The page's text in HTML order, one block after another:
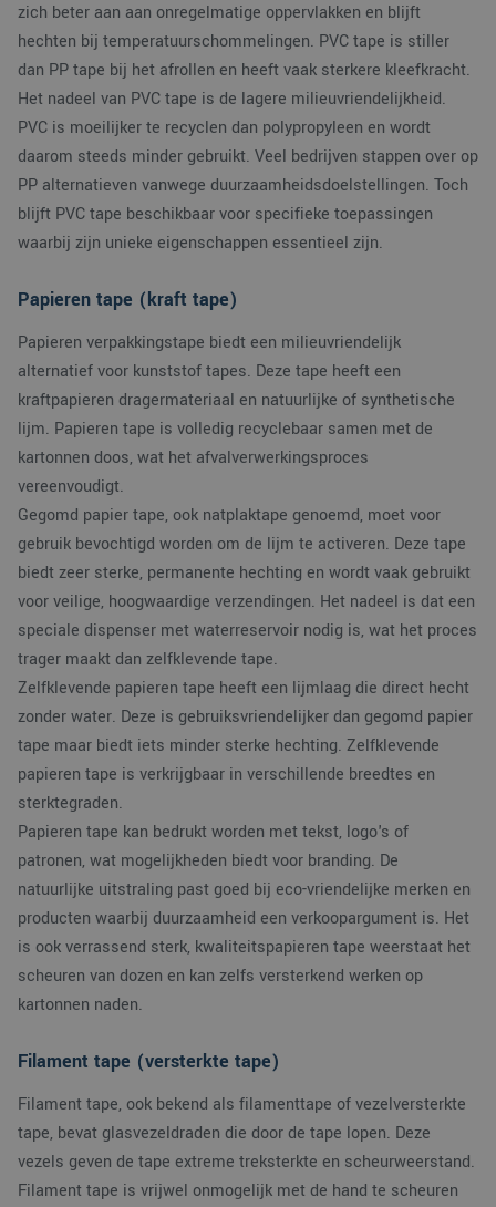
zich beter aan aan onregelmatige oppervlakken en blijft
hechten bij temperatuurschommelingen. PVC tape is stiller
dan PP tape bij het afrollen en heeft vaak sterkere kleefkracht.
Het nadeel van PVC tape is de lagere milieuvriendelijkheid.
PVC is moeilijker te recyclen dan polypropyleen en wordt
daarom steeds minder gebruikt. Veel bedrijven stappen over op
PP alternatieven vanwege duurzaamheidsdoelstellingen. Toch
blijft PVC tape beschikbaar voor specifieke toepassingen
waarbij zijn unieke eigenschappen essentieel zijn.
Papieren tape (kraft tape)
Papieren verpakkingstape biedt een milieuvriendelijk
alternatief voor kunststof tapes. Deze tape heeft een
kraftpapieren dragermateriaal en natuurlijke of synthetische
lijm. Papieren tape is volledig recyclebaar samen met de
kartonnen doos, wat het afvalverwerkingsproces
vereenvoudigt.
Gegomd papier tape, ook natplaktape genoemd, moet voor
gebruik bevochtigd worden om de lijm te activeren. Deze tape
biedt zeer sterke, permanente hechting en wordt vaak gebruikt
voor veilige, hoogwaardige verzendingen. Het nadeel is dat een
speciale dispenser met waterreservoir nodig is, wat het proces
trager maakt dan zelfklevende tape.
Zelfklevende papieren tape heeft een lijmlaag die direct hecht
zonder water. Deze is gebruiksvriendelijker dan gegomd papier
tape maar biedt iets minder sterke hechting. Zelfklevende
papieren tape is verkrijgbaar in verschillende breedtes en
sterktegraden.
Papieren tape kan bedrukt worden met tekst, logo's of
patronen, wat mogelijkheden biedt voor branding. De
natuurlijke uitstraling past goed bij eco-vriendelijke merken en
producten waarbij duurzaamheid een verkoopargument is. Het
is ook verrassend sterk, kwaliteitspapieren tape weerstaat het
scheuren van dozen en kan zelfs versterkend werken op
kartonnen naden.
Filament tape (versterkte tape)
Filament tape, ook bekend als filamenttape of vezelversterkte
tape, bevat glasvezeldraden die door de tape lopen. Deze
vezels geven de tape extreme treksterkte en scheurweerstand.
Filament tape is vrijwel onmogelijk met de hand te scheuren